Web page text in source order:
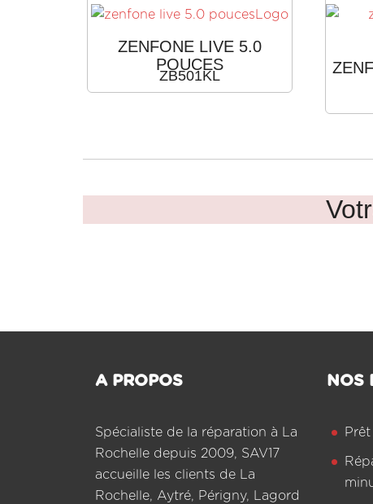
ZENFONE LIVE 5.0
POUCES
ZB501KL
A PROPOS
Spécialiste de la réparation à La
Rochelle depuis 2009, SAV17
accueille les clients de La
Rochelle, Aytré, Périgny, Lagord
NOS